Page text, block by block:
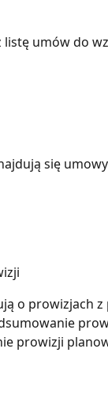
umów do
się
o prowizjach
prowizji